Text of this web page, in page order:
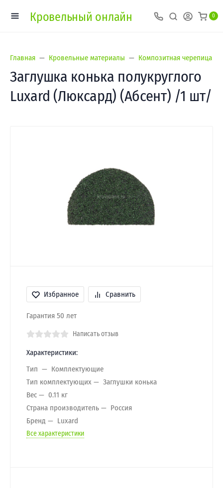
Кровельный онлайн 0
Главная Кровельные материалы Композитная черепица
Заглушка конька полукруглого
Luxard (Люксард) (Абсент) /1 шт/
Избранное Сравнить
Гарантия 50 лет
Написать отзыв
Характеристики:
Тип
Комплектующие
Тип комплектующих
Заглушки конька
Вес
0.11 кг
Страна производитель
Россия
Бренд
Luxard
Все характеристики